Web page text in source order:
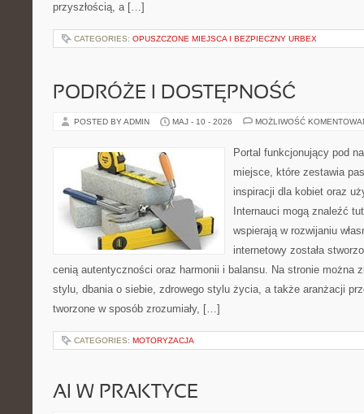
przyszłością, a […]
CATEGORIES: OPUSZCZONE MIEJSCA I BEZPIECZNY URBEX
PODRÓŻE I DOSTĘPNOŚĆ
POSTED BY ADMIN MAJ - 10 - 2026 MOŻLIWOŚĆ
Portal funkcjonujący pod
miejsce, które zestawia
inspiracji dla kobiet oraz
Internauci mogą znaleźć
wspierają w rozwijaniu
internetowy została
cenią autentyczności oraz harmonii i balansu. Na stronie można
stylu, dbania o siebie, zdrowego stylu życia, a także aranżacji
tworzone w sposób zrozumiały, […]
CATEGORIES: MOTORYZACJA
AI W PRAKTYCE